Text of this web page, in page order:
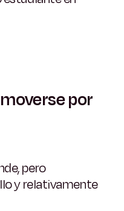
por
pero
y relativamente